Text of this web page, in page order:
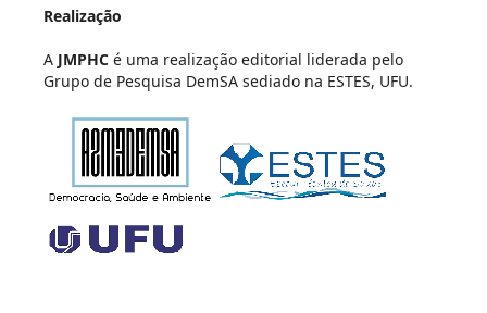
Realização
A JMPHCé uma realização editorial liderada pelo
Grupo de Pesquisa DemSA sediado na ESTES, UFU.